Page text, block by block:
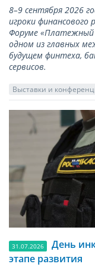
8–9 сентября 2026
игроки
Форуме «Платежный
одном из главных
будущем финтеха,
сервисов.
Выставки и
31.07.2026
День
этапе развития